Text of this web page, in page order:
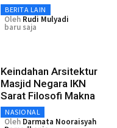
BERITA LAIN
Oleh Rudi Mulyadi
baru saja
Keindahan Arsitektur
Masjid Negara IKN
Sarat Filosofi Makna
NASIONAL
Oleh Darmata Nooraisyah